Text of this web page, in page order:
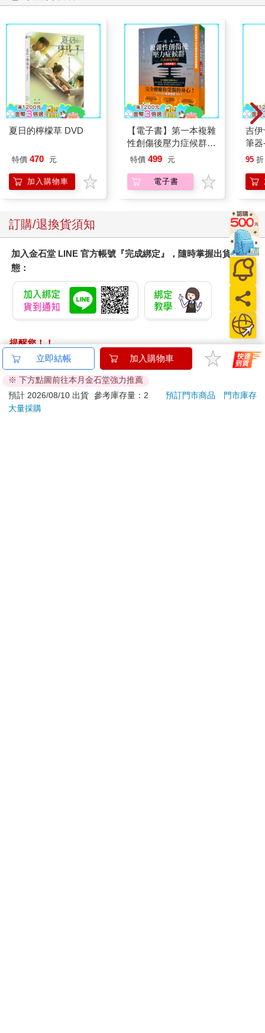
夏日的檸檬草 DVD
特價 470 元
加入購物車
【電子書】第一本複雜
性創傷後壓力症候群自
我療癒聖經（長銷典
特價 499 元
電子書
吉
筆器
95 折
訂購/退換貨須知
加入金石堂 LINE 官方帳號『完成綁定』，隨時掌握出貨動
態：
提醒您！！
金石堂及銀行均不會請您操作ATM! 如接獲電話要求您前往
ATM提款機，請不要聽從指示，以免受騙上當！
退換貨須知：
**提醒您，鑑賞期不等於試用期，退回商品須為全新狀態**
立即結帳 加入購物車
※ 下方點圖前往本月金石堂強力推薦
預計 2026/08/10 出貨 參考庫存量：2 預訂門市商品
門市庫存
大量採購